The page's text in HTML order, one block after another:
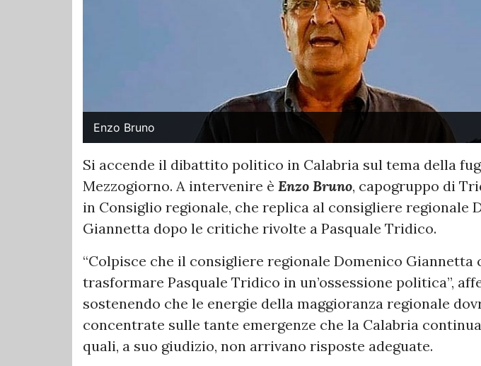
Enzo Bruno
Si accende il dibattito politico in Calabria sul tema della
Mezzogiorno. A intervenire è Enzo Bruno, capogruppo di
in Consiglio regionale, che replica al consigliere regionale
Giannetta dopo le critiche rivolte a Pasquale Tridico.
“Colpisce che il consigliere regionale Domenico Giannetta
trasformare Pasquale Tridico in un’ossessione politica”,
sostenendo che le energie della maggioranza regionale
concentrate sulle tante emergenze che la Calabria
quali, a suo giudizio, non arrivano risposte adeguate.